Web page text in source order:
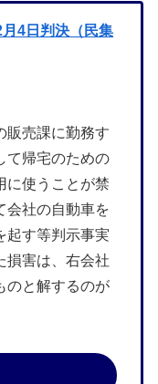
4日判決（民集
販売課に勤務す
て帰宅のための
に使うことが禁
会社の自動車を
起す等判示事実
損害は、右会社
のと解するのが